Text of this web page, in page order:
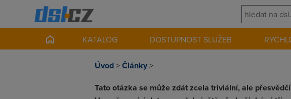
KATALOG DOSTUPNOST SLUŽEB
Úvod>Články>
Tato otázka se může zdát zcela triviální, ale